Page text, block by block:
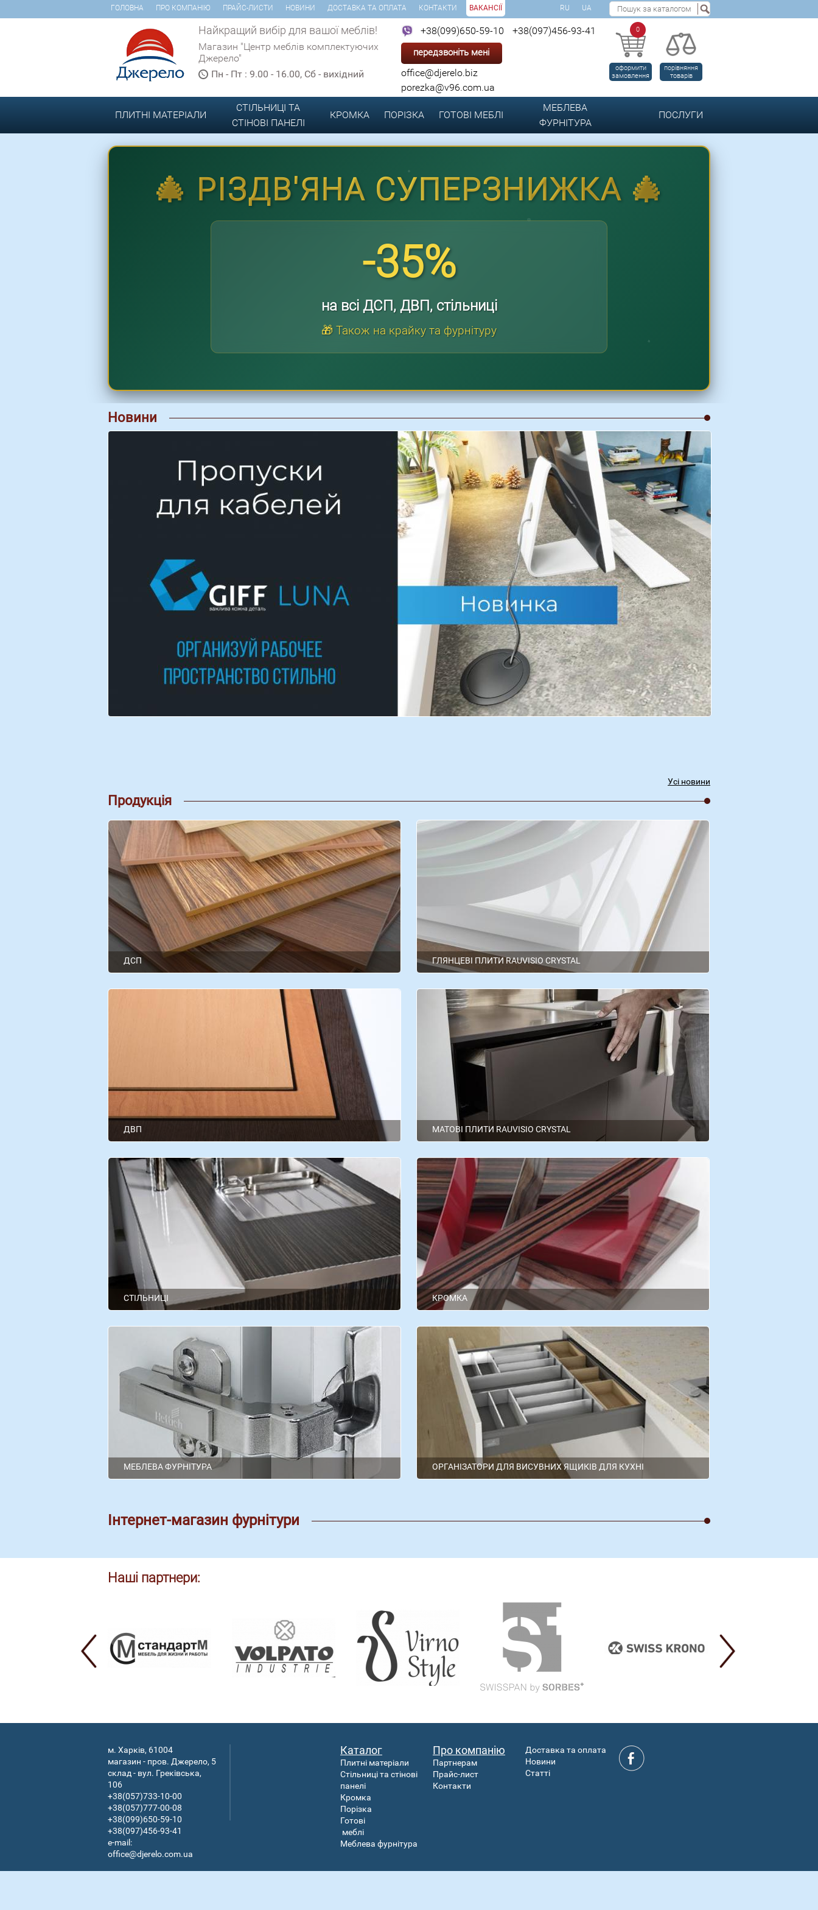
ГОЛОВНА ПРО КОМПАНІЮ ПРАЙС-ЛИСТИ НОВИНИ ДОСТАВКА ТА ОПЛАТА КОНТАКТИ ВАКАНСІЇ RU UA
Найкращий вибір для вашої меблів!
Магазин "Центр меблів комплектуючих
Джерело"
Пн - Пт : 9.00 - 16.00, Сб - вихідний
+38(099)650-59-10 +38(097)456-93-41
передзвоніть мені
office@djerelo.biz
porezka@v96.com.ua
0
оформити
замовлення
порівняння
товарів
ПЛИТНІ МАТЕРІАЛИ
СТІЛЬНИЦІ ТА
СТІНОВІ ПАНЕЛІ
КРОМКА ПОРІЗКА ГОТОВІ МЕБЛІ
МЕБЛЕВА
ФУРНІТУРА
ПОСЛУГИ
🎄 РІЗДВ'ЯНА СУПЕРЗНИЖКА 🎄
-35%
на всі ДСП, ДВП, стільниці
🎁 Також на крайку та фурнітуру
Новини
Усі новини
Продукція
ДСП
Swiss Krono
EGGER
ГЛЯНЦЕВІ ПЛИТИ RAUVISIO CRYSTAL
Rehau
ДВП
Kronospan
МАТОВІ ПЛИТИ RAUVISIO CRYSTAL
Rehau
СТІЛЬНИЦІ
Swiss Krono
LuxeForm
КРОМКА
Kromag
Polkemik
МЕБЛЕВА ФУРНІТУРА
ОРГАНІЗАТОРИ ДЛЯ ВИСУВНИХ ЯЩИКІВ ДЛЯ КУХНІ
Hettich
Інтернет-магазин фурнітури
Наші партнери:
м. Харків, 61004
магазин - пров. Джерело, 5
склад - вул. Греківська,
106
+38(057)733-10-00
+38(057)777-00-08
+38(099)650-59-10
+38(097)456-93-41
e-mail:
office@djerelo.com.ua
Каталог
Плитні матеріали
Стільниці та стінові
панелі
Кромка
Порізка
Готові
меблі
Меблева фурнітура
Про компанію
Партнерам
Прайс-лист
Контакти
Доставка та оплата
Новини
Статті